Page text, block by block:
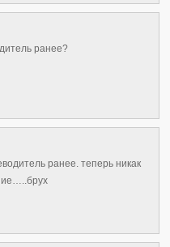
ранее?
ранее. теперь никак